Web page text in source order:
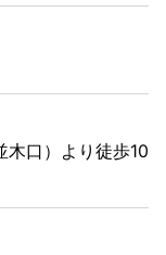
口）より徒歩10